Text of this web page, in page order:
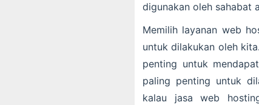
digunakan oleh sahabat
Memilih layanan web
untuk dilakukan oleh
penting untuk
paling penting untuk
kalau jasa web